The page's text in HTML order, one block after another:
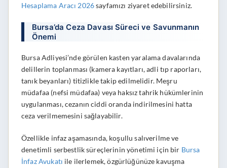
Hesaplama Aracı 2026sayfamızı ziyaret edebilirsiniz.
Bursa’da Ceza Davası Süreci ve Savunmanın
Önemi
Bursa Adliyesi’nde görülen kasten yaralama davalarında
delillerin toplanması (kamera kayıtları, adli tıp raporları,
tanık beyanları) titizlikle takip edilmelidir. Meşru
müdafaa (nefsi müdafaa) veya haksız tahrik hükümlerinin
uygulanması, cezanın ciddi oranda indirilmesini hatta
ceza verilmemesini sağlayabilir.
Özellikle infaz aşamasında, koşullu salıverilme ve
denetimli serbestlik süreçlerinin yönetimi için bir Bursa
İnfaz Avukatı ile ilerlemek, özgürlüğünüze kavuşma